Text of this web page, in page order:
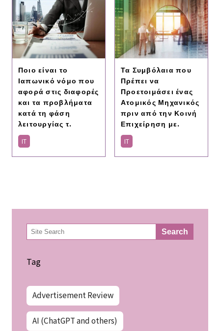
Ποιο είναι το
Ιαπωνικό νόμο που
αφορά στις διαφορές
και τα προβλήματα
κατά τη φάση
λειτουργίας τ.
IT
Τα Συμβόλαια που
Πρέπει να
Προετοιμάσει ένας
Ατομικός Μηχανικός
πριν από την Κοινή
Επιχείρηση με.
IT
検
索 Search
Tag
Advertisement Review
AI (ChatGPT and others)